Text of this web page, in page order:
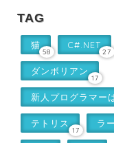
TAG
猫
58
C#.NET
27
ダンボリアン
17
新人プログラマー
テトリス
17
ラ